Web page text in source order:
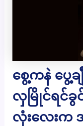
စွေ့ကနဲ ပွေ့
လှမြိုင်ရင်
လုံးလေးက